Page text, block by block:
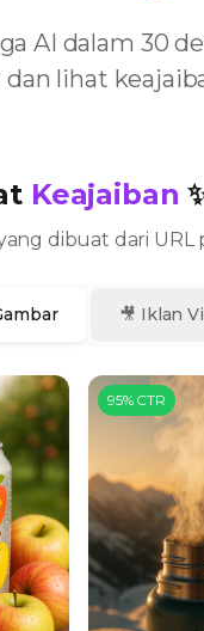
AI dalam 30
dan lihat
Keajaiban
dibuat dari URL
🎥 Iklan
95% CTR